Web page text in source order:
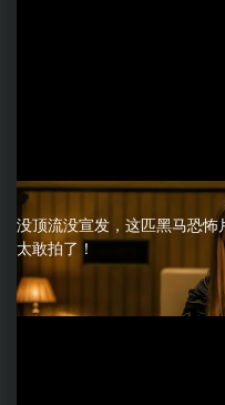
没顶流没宣发，这匹黑马恐怖
太敢拍了！